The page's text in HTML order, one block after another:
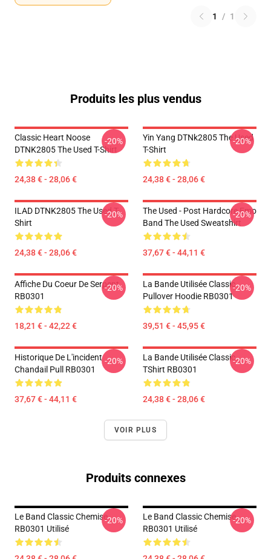
1 / 1
Produits les plus vendus
Classic Heart Noose
DTNK2805 The Used T-Shirt
24,38 € - 28,06 €
-20%
Yin Yang DTNk2805 The Used
T-Shirt
24,38 € - 28,06 €
-20%
ILAD DTNK2805 The Used T-
Shirt
24,38 € - 28,06 €
-20%
The Used - Post Hardcore Emo
Band The Used Sweatshirt
37,67 € - 44,11 €
-20%
Affiche Du Coeur De Serpent
RB0301
18,21 € - 42,22 €
-20%
La Bande Utilisée Classic
Pullover Hoodie RB0301
39,51 € - 45,95 €
-20%
Historique De L'incident
Chandail Pull RB0301
37,67 € - 44,11 €
-20%
La Bande Utilisée Classic
TShirt RB0301
24,38 € - 28,06 €
-20%
VOIR PLUS
Produits connexes
Le Band Classic Chemise
RB0301 Utilisé
-20%
Le Band Classic Chemise
RB0301 Utilisé
-20%